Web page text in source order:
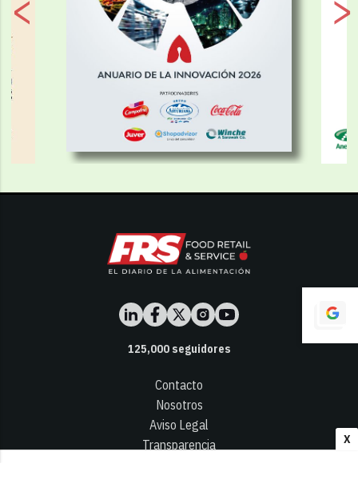
X
125,000seguidores
Contacto
Nosotros
Aviso Legal
Transparencia